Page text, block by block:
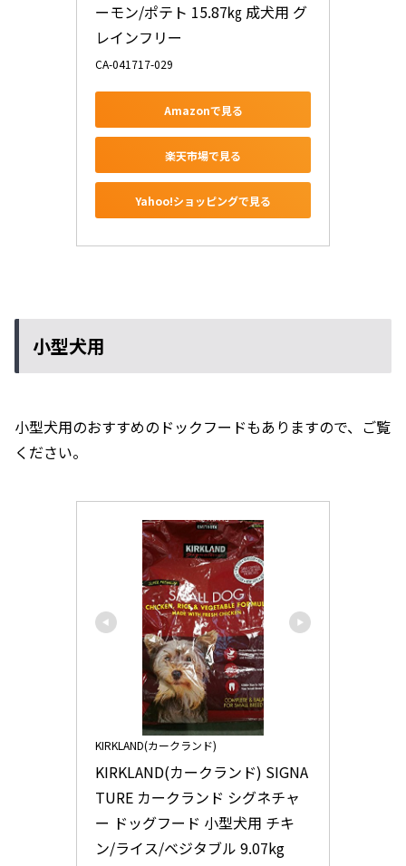
ーモン/ポテト 15.87㎏ 成犬用 グ
レインフリー
CA-041717-029
Amazonで見る
楽天市場で見る
Yahoo!ショッピングで見る
小型犬用
小型犬用のおすすめのドックフードもありますので、ご覧
ください。
KIRKLAND(カークランド)
KIRKLAND(カークランド) SIGNA
TURE カークランド シグネチャ
ー ドッグフード 小型犬用 チキ
ン/ライス/ベジタブル 9.07kg